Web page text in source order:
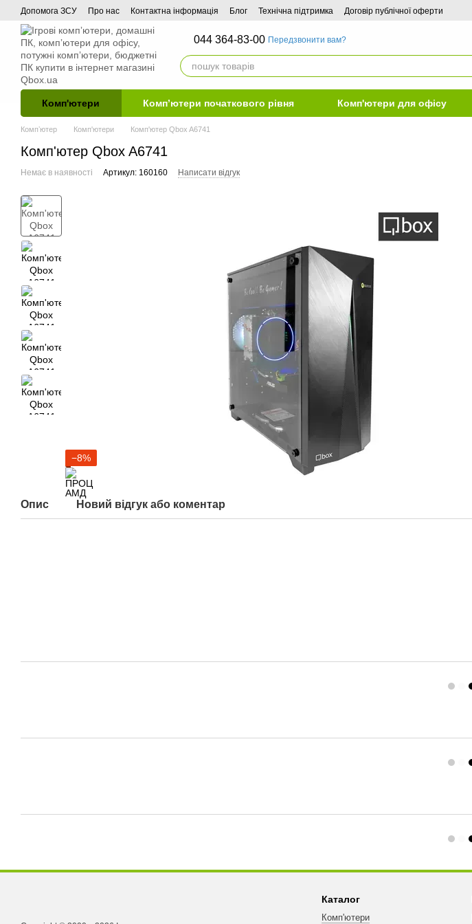
Перейти до основного контенту
Допомога ЗСУ Про нас Контактна інформація Блог Технічна підтримка Договір публічної оферти
044 364-83-00 Передзвонити вам?
Комп'ютери Комп’ютери початкового рівня Комп'ютери для офісу
Компʼютер Комп'ютери Комп'ютер Qbox A6741
Комп'ютер Qbox A6741
Немає в наявності Артикул: 160160 Написати відгук
−8%
Опис Новий відгук або коментар
Каталог
Комп'ютери